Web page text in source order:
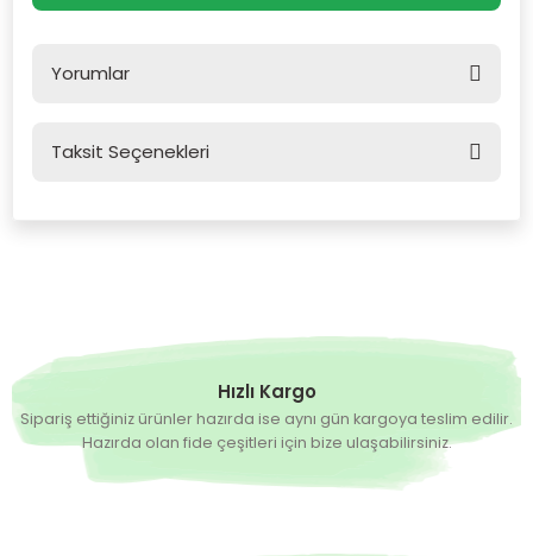
Yorumlar
Taksit Seçenekleri
Hızlı Kargo
Sipariş ettiğiniz ürünler hazırda ise aynı gün kargoya teslim edilir.
Hazırda olan fide çeşitleri için bize ulaşabilirsiniz.